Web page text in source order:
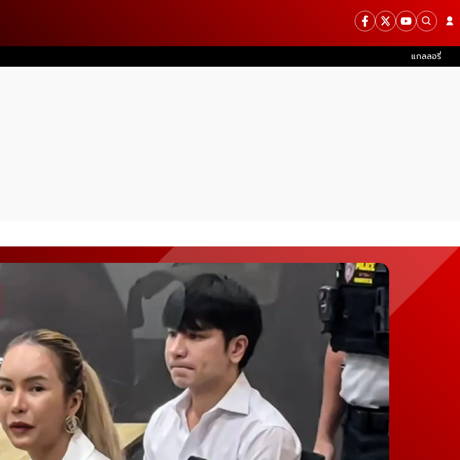
แกลลอรี่